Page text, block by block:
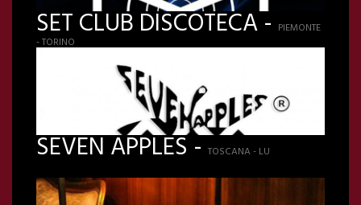
SET CLUB DISCOTECA - PIEMONTE
- TORINO
SEVEN APPLES -TOSCANA - LU